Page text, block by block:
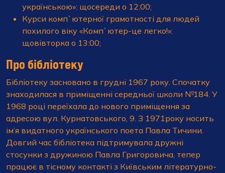
українською»: щосереди о 12:00;
Курси комп`ютерної грамотності для людей
похилого віку «Комп`ютер-це легко!»:
щовівторка о 13:00;
Про бібліотеку
Бібліотеку засновано в грудні 1967 року. Спочатку
знаходилася в приміщенні середньої школи №184. У
1968 році переїхала до нового приміщення за
адресою вул. Курнатовського, 9. З 1971року носить
ім’я видатного українського поета Павла Тичини.
Довгий час бібліотека підтримувала дружні
стосунки з дружиною Павла Григоровича, тепер
працює в тісному контакті з Київським літературно-